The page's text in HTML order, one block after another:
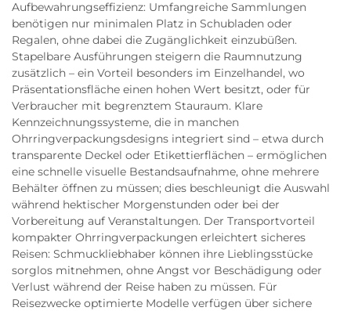
Aufbewahrungseffizienz: Umfangreiche Sammlungen
benötigen nur minimalen Platz in Schubladen oder
Regalen, ohne dabei die Zugänglichkeit einzubüßen.
Stapelbare Ausführungen steigern die Raumnutzung
zusätzlich – ein Vorteil besonders im Einzelhandel, wo
Präsentationsfläche einen hohen Wert besitzt, oder für
Verbraucher mit begrenztem Stauraum. Klare
Kennzeichnungssysteme, die in manchen
Ohrringverpackungsdesigns integriert sind – etwa durch
transparente Deckel oder Etikettierflächen – ermöglichen
eine schnelle visuelle Bestandsaufnahme, ohne mehrere
Behälter öffnen zu müssen; dies beschleunigt die Auswahl
während hektischer Morgenstunden oder bei der
Vorbereitung auf Veranstaltungen. Der Transportvorteil
kompakter Ohrringverpackungen erleichtert sicheres
Reisen: Schmuckliebhaber können ihre Lieblingsstücke
sorglos mitnehmen, ohne Angst vor Beschädigung oder
Verlust während der Reise haben zu müssen. Für
Reisezwecke optimierte Modelle verfügen über sichere